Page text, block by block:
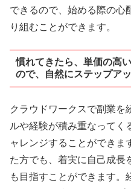
できるので、始める際の心
り組むことができます。
慣れてきたら、単価の高
ので、自然にステップア
クラウドワークスで副業を
ルや経験が積み重なってく
ャレンジすることができま
た方でも、着実に自己成長
も目指すことができます。